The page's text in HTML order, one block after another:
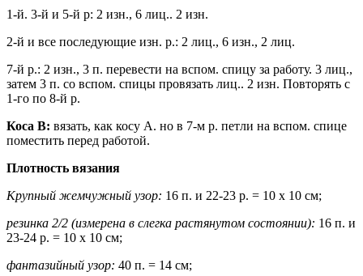
1-й. 3-й и 5-й р: 2 изн., 6 лиц.. 2 изн.
2-й и все последующие изн. р.: 2 лиц., 6 изн., 2 лиц.
7-й р.: 2 изн., 3 п. перевести на вспом. спицу за работу. 3 лиц.,
затем 3 п. со вспом. спицы провязать лиц.. 2 изн. Повторять с
1-го по 8-й р.
Коса В: вязать, как косу А. но в 7-м р. петли на вспом. спице
поместить перед работой.
Плотность вязания
Крупный жемчужный узор: 16 п. и 22-23 р. = 10 х 10 см;
резинка 2/2 (измерена в слегка растянутом состоянии): 16 п. и
23-24 р. = 10 х 10 см;
фантазийный узор: 40 п. = 14 см;